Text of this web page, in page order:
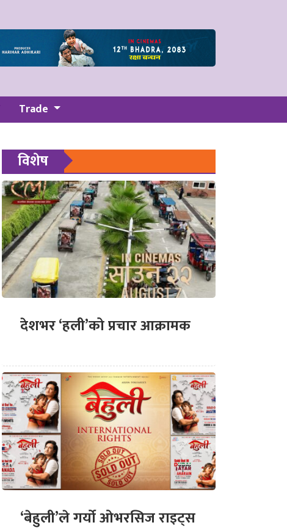
Trade
विशेष
देशभर ‘हली’को प्रचार आक्रामक
‘बेहुली’ले गर्यो ओभरसिज राइट्स